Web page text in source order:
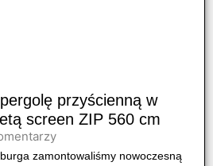
przyścienną w
screen ZIP 560 cm
zamontowaliśmy nowoczesną